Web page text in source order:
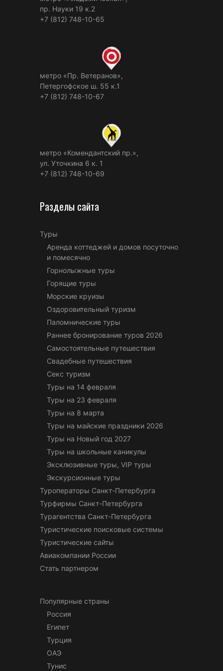
пр. Науки 19 к.2
+7 (812) 748-10-65
метро «Пр. Ветеранов»,
Петергофское ш. 55 к.1
+7 (812) 748-10-67
метро «Комендантский пр.»,
ул. Уточкина 6 к. 1
+7 (812) 748-10-69
Разделы сайта
Туры
Аренда коттеджей и домов посуточно
и помесячно
Горнолыжные туры
Горящие туры
Морские круизы
Оздоровительный туризм
Паломнические туры
Раннее бронирование туров 2026
Самостоятельные путешествия
Свадебные путешествия
Секс туризм
Туры на 14 февраля
Туры на 23 февраля
Туры на 8 марта
Туры на майские праздники 2026
Туры на Новый год 2027
Туры на школьные каникулы
Эксклюзивные туры, VIP туры
Экскурсионные туры
Туроператоры Санкт-Петербурга
Турфирмы Санкт-Петербурга
Турагентства Санкт-Петербурга
Туристические поисковые системы
Туристические сайты
Авиакомпании России
Стать партнером
Популярные страны
Россия
Египет
Турция
ОАЭ
Тунис